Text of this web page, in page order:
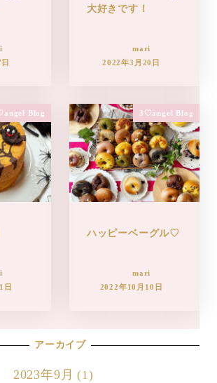
大好きです！
mari
2022年3月20日
Blog
日
3♡angel Blog
ハッピーベーグル♡
mari
2022年10月10日
アーカイブ
2023年9月 (1)